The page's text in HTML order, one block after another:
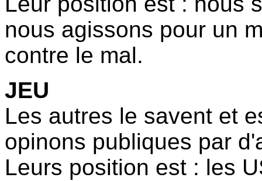
nous agissons pour un
contre le mal.
JEU
Les autres le savent et
opinons publiques par
Leurs position est : les